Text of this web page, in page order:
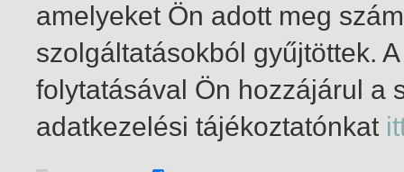
1-1 / total 1 hit
amelyeket Ön adott meg
szolgáltatásokból gyűjtöttek.
folytatásával Ön hozzájárul a
adatkezelési tájékoztatónkat